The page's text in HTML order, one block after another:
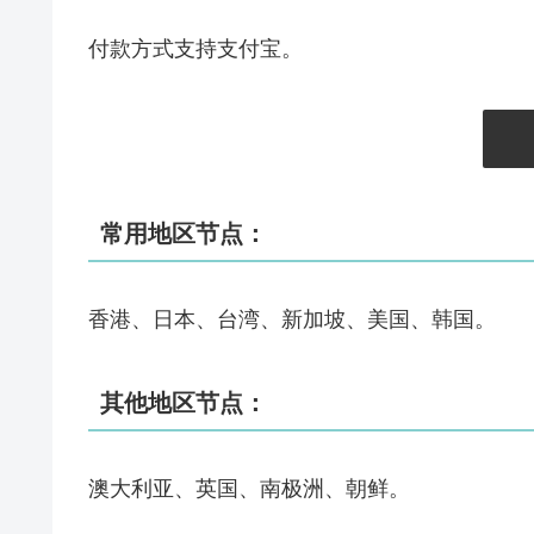
付款方式支持支付宝。
常用地区节点：
香港、日本、台湾、新加坡、美国、韩国。
其他地区节点：
澳大利亚、英国、南极洲、朝鲜。